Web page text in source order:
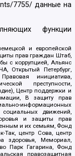
7755/ данные на
функции
и европейской
прав граждан Штаб,
с коррупцией, Альянс
Открытый Петербург,
инициатива,
преступности,
Центр поддержки и
В защиту прав
информационных
социальных движений,
и защиты прав
и их семьям, Фонд
Так, центр Сова, центр
здоровья, Мемориал,
Парк Гагарина, Фонд
правозащитная